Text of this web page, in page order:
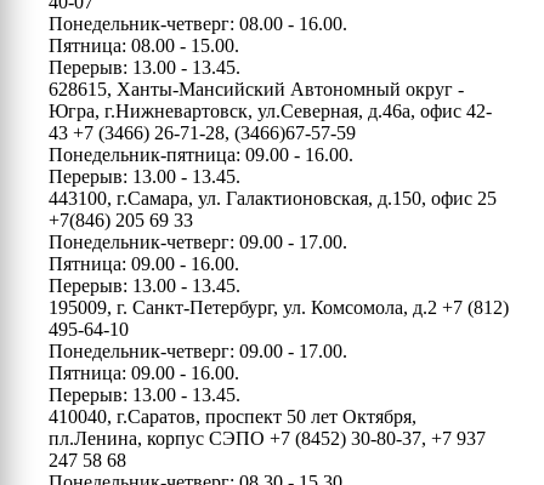
Понедельник-четверг: 08.00 - 16.00.
Пятница: 08.00 - 15.00.
Перерыв: 13.00 - 13.45.
628615, Ханты-Мансийский Автономный округ -
Югра, г.Нижневартовск, ул.Северная, д.46а, офис 42-
43 +7 (3466) 26-71-28, (3466)67-57-59
Понедельник-пятница: 09.00 - 16.00.
Перерыв: 13.00 - 13.45.
443100, г.Самара, ул. Галактионовская, д.150, офис 25
+7(846) 205 69 33
Понедельник-четверг: 09.00 - 17.00.
Пятница: 09.00 - 16.00.
Перерыв: 13.00 - 13.45.
195009, г. Санкт-Петербург, ул. Комсомола, д.2 +7 (812)
495-64-10
Понедельник-четверг: 09.00 - 17.00.
Пятница: 09.00 - 16.00.
Перерыв: 13.00 - 13.45.
410040, г.Саратов, проспект 50 лет Октября,
пл.Ленина, корпус СЭПО +7 (8452) 30-80-37, +7 937
247 58 68